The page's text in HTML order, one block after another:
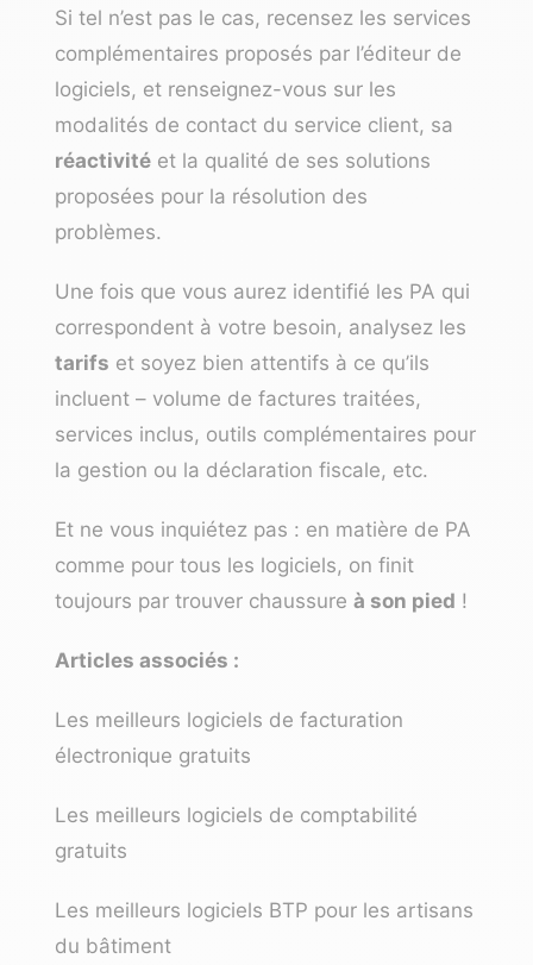
Si tel n’est pas le cas, recensez les services
complémentaires proposés par l’éditeur de
logiciels, et renseignez-vous sur les
modalités de contact du service client, sa
réactivité et la qualité de ses solutions
proposées pour la résolution des
problèmes.
Une fois que vous aurez identifié les PA qui
correspondent à votre besoin, analysez les
tarifs et soyez bien attentifs à ce qu’ils
incluent – volume de factures traitées,
services inclus, outils complémentaires pour
la gestion ou la déclaration fiscale, etc.
Et ne vous inquiétez pas : en matière de PA
comme pour tous les logiciels, on finit
toujours par trouver chaussure à son pied !
Articles associés :
Les meilleurs logiciels de facturation
électronique gratuits
Les meilleurs logiciels de comptabilité
gratuits
Les meilleurs logiciels BTP pour les artisans
du bâtiment